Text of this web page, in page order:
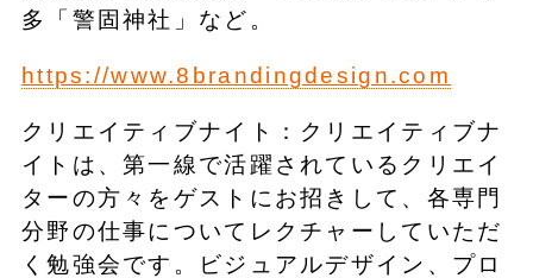
多「警固神社」など。
https://www.8brandingdesign.com
クリエイティブナイト：クリエイティブナ
イトは、第一線で活躍されているクリエイ
ターの方々をゲストにお招きして、各専門
分野の仕事についてレクチャーしていただ
く勉強会です。ビジュアルデザイン、プロ